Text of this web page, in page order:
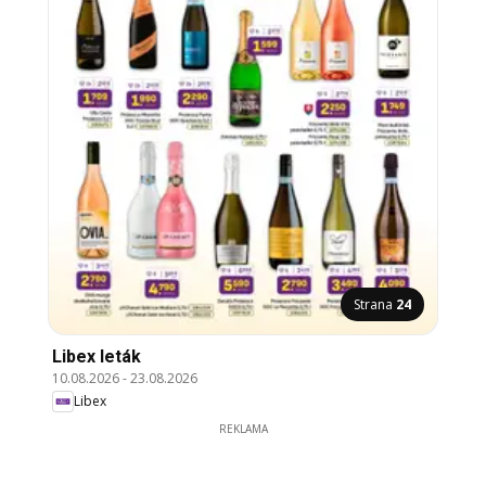
Strana 24
Libex leták
10.08.2026-23.08.2026
Libex
REKLAMA